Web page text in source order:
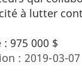
à lutter
975 000 $
: 2019-03-07